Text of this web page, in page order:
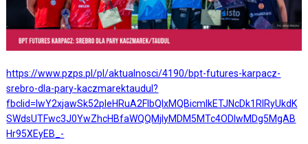
https://www.pzps.pl/pl/aktualnosci/4190/bpt-futures-karpacz-
srebro-dla-pary-kaczmarektaudul?
fbclid=IwY2xjawSk52pleHRuA2FlbQIxMQBicmlkETJNcDk1RlRyUkdK
SWdsUTFwc3J0YwZhcHBfaWQQMjIyMDM5MTc4ODIwMDg5MgAB
Hr95XEyEB_-